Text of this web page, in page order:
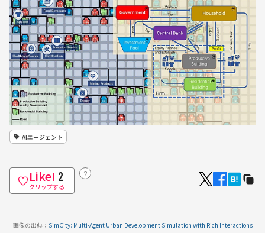
AIエージェント
Like! 2
クリップする
？
画像の出典： SimCity: Multi-Agent Urban Development Simulation with Rich Interactions